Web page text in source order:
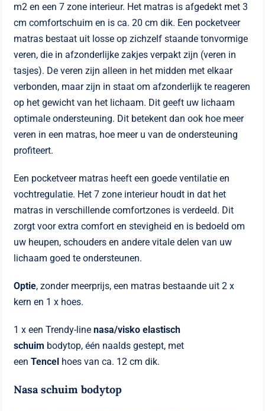
m2 en een 7 zone interieur. Het matras is afgedekt met 3
cm comfortschuim en is ca. 20 cm dik. Een pocketveer
matras bestaat uit losse op zichzelf staande tonvormige
veren, die in afzonderlijke zakjes verpakt zijn (veren in
tasjes). De veren zijn alleen in het midden met elkaar
verbonden, maar zijn in staat om afzonderlijk te reageren
op het gewicht van het lichaam. Dit geeft uw lichaam
optimale ondersteuning. Dit betekent dan ook hoe meer
veren in een matras, hoe meer u van de ondersteuning
profiteert.
Een pocketveer matras heeft een goede ventilatie en
vochtregulatie. Het 7 zone interieur houdt in dat het
matras in verschillende comfortzones is verdeeld. Dit
zorgt voor extra comfort en stevigheid en is bedoeld om
uw heupen, schouders en andere vitale delen van uw
lichaam goed te ondersteunen.
Optie, zonder meerprijs, een matras bestaande uit 2 x
kern en 1 x hoes.
1 x een Trendy-linenasa/visko elastisch
schuim bodytop, één naalds gestept, met
eenTencel hoes van ca. 12 cm dik.
Nasa schuim bodytop